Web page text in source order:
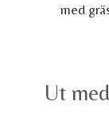
med
Ut